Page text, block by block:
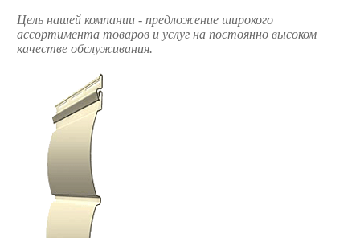
Цель нашей компании - предложение широкого
ассортимента товаров и услуг на постоянно высоком
качестве обслуживания.